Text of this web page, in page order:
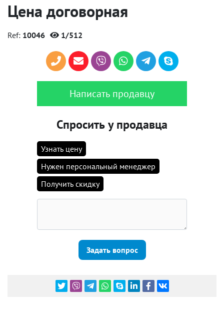
Цена договорная
Ref: 10046 1/512
Написать продавцу
Спросить у продавца
Узнать цену
Нужен персональный менеджер
Получить скидку
Задать вопрос